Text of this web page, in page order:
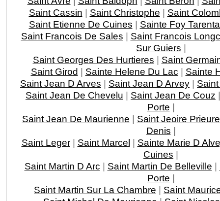
Saint Cassin | Saint Christophe | Saint
Saint Etienne De Cuines | Sainte Foy
Saint Francois De Sales | Saint Francois
Sur Guiers |
Saint Georges Des Hurtieres | Saint
Saint Girod | Sainte Helene Du Lac | Sainte
Saint Jean D Arves | Saint Jean D Arvey |
Saint Jean De Chevelu | Saint Jean De Couz
Porte |
Saint Jean De Maurienne | Saint Jeoire Prieure
Denis |
Saint Leger| Saint Marcel | Sainte Marie D
Cuines |
Saint Martin D Arc | Saint Martin De Belleville |
Porte |
Saint Martin Sur La Chambre | Saint